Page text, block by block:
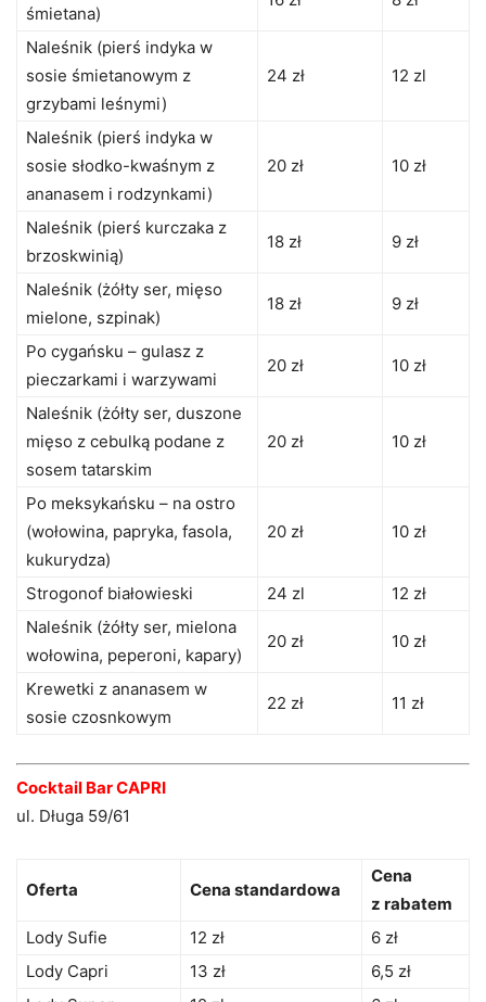
śmietana)
Naleśnik (pierś indyka w
sosie śmietanowym z
grzybami leśnymi)
24 zł 12 zl
Naleśnik (pierś indyka w
sosie słodko-kwaśnym z
ananasem i rodzynkami)
20 zł 10 zł
Naleśnik (pierś kurczaka z
brzoskwinią)
18 zł 9 zł
Naleśnik (żółty ser, mięso
mielone, szpinak)
18 zł 9 zł
Po cygańsku – gulasz z
pieczarkami i warzywami
20 zł 10 zł
Naleśnik (żółty ser, duszone
mięso z cebulką podane z
sosem tatarskim
20 zł 10 zł
Po meksykańsku – na ostro
(wołowina, papryka, fasola,
kukurydza)
20 zł 10 zł
Strogonof białowieski 24 zl
12 zł
Naleśnik (żółty ser, mielona
wołowina, peperoni, kapary)
20 zł 10 zł
Krewetki z ananasem w
sosie czosnkowym
22 zł 11 zł
Cocktail Bar CAPRI
ul. Długa 59/61
Oferta Cena standardowa
Cena
z rabatem
Lody Sufie
12 zł
6 zł
Lody Capri
13 zł
6,5 zł